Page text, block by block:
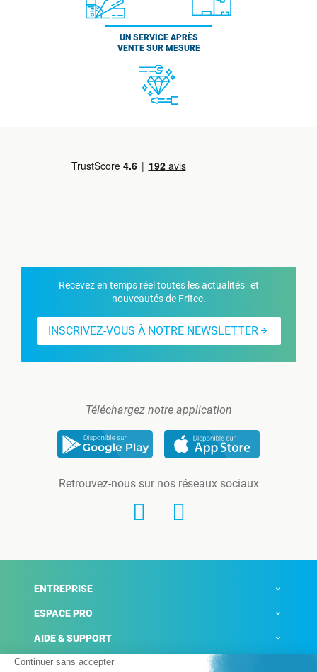
UN SERVICE APRÈS
VENTE SUR MESURE
Recevez en temps réel toutes les actualités et
nouveautés de Fritec.
INSCRIVEZ-VOUS À NOTRE NEWSLETTER
Téléchargez notre application
Retrouvez-nous sur nos réseaux sociaux
ENTREPRISE
ESPACE PRO
AIDE & SUPPORT
ACTUALITÉS